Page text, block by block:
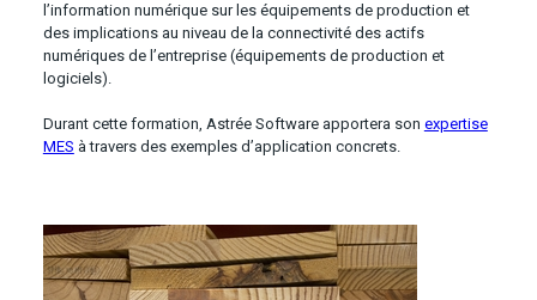
l’information numérique sur les équipements de production et
des implications au niveau de la connectivité des actifs
numériques de l’entreprise (équipements de production et
logiciels).
Durant cette formation, Astrée Software apportera son expertise
MES à travers des exemples d’application concrets.